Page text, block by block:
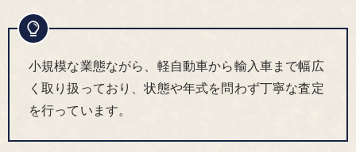
小規模な業態ながら、軽自動車から輸入車まで幅広
く取り扱っており、状態や年式を問わず丁寧な査定
を行っています。